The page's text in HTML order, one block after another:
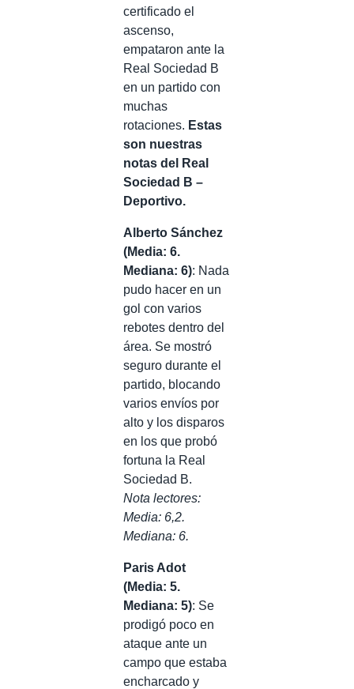
certificado el
ascenso,
empataron ante la
Real Sociedad B
en un partido con
muchas
rotaciones. Estas
son nuestras
notas del Real
Sociedad B –
Deportivo.
Alberto Sánchez
(Media: 6.
Mediana: 6): Nada
pudo hacer en un
gol con varios
rebotes dentro del
área. Se mostró
seguro durante el
partido, blocando
varios envíos por
alto y los disparos
en los que probó
fortuna la Real
Sociedad B.
Nota lectores:
Media: 6,2.
Mediana: 6.
Paris Adot
(Media: 5.
Mediana: 5): Se
prodigó poco en
ataque ante un
campo que estaba
encharcado y